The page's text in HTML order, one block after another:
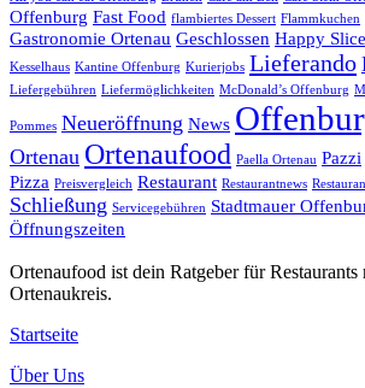
Offenburg Fast Food flambiertes Dessert Flammkuchen
Gastronomie Ortenau Geschlossen Happy Slice
Kesselhaus Kantine Offenburg Kurierjobs Lieferando
Liefergebühren Liefermöglichkeiten McDonald’s Offenburg
Pommes Neueröffnung News
Ortenau Ortenaufood Paella Ortenau Pazzi
Pizza Preisvergleich Restaurant Restaurantnews
Schließung Servicegebühren Stadtmauer
Öffnungszeiten
Ortenaufood ist dein Ratgeber für Restaurants
Ortenaukreis.
Startseite
Über Uns